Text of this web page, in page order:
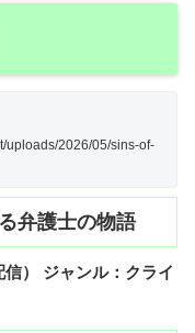
uploads/2026/05/sins-of-
弁護士の物語
）
ジャンル：クライ